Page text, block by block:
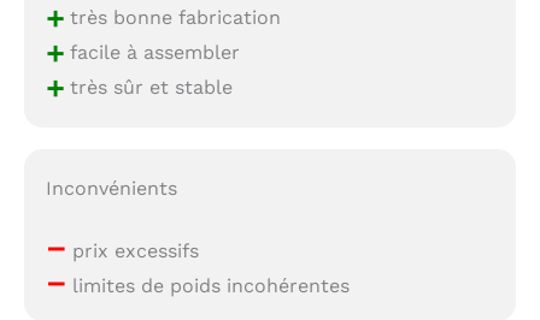
+très bonne fabrication
+facile à assembler
+très sûr et stable
Inconvénients
– prix excessifs
– limites de poids incohérentes